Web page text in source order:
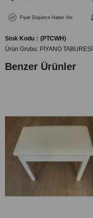
Fiyat Düşünce Haber Ver
Stok Kodu
(PTCWH)
Ürün Grubu: PİYANO TABURESİ
Benzer Ürünler